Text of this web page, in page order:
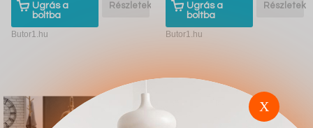
Ugrás a
boltba
Részletek
Butor1.hu
Ugrás a
boltba
Részletek
Butor1.hu
X